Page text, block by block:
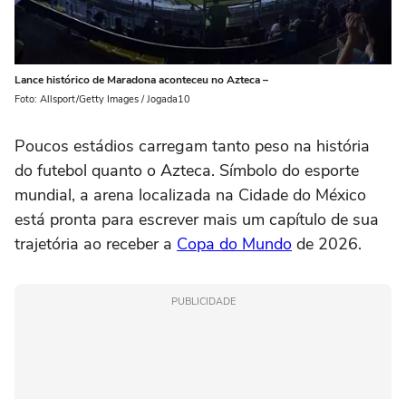
Lance histórico de Maradona aconteceu no Azteca –
Foto: Allsport/Getty Images / Jogada10
Poucos estádios carregam tanto peso na história
do futebol quanto o Azteca. Símbolo do esporte
mundial, a arena localizada na Cidade do México
está pronta para escrever mais um capítulo de sua
trajetória ao receber a Copa do Mundo de 2026.
PUBLICIDADE